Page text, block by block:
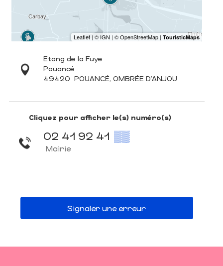
Etang de la Fuye
Pouancé
49420 POUANCÉ, OMBRÉE D'ANJOU
Cliquez pour afficher le(s) numéro(s)
02 41 92 41 ▒▒
Mairie
Signaler une erreur